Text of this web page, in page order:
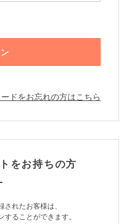
ドをお忘れの方はこちら
をお持ちの方
れたお客様は、
ることができます。